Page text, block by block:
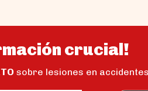
crucial!
sobre lesiones en